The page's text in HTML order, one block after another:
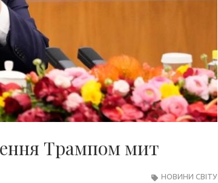
Трампом мит
НОВИНИ СВІТУ